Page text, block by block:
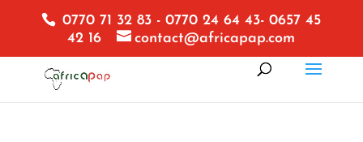
0770 71 32 83 - 0770 24 64 43- 0657 45
42 16
contact@africapap.com